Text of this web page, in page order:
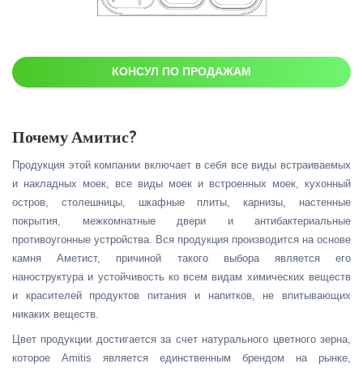
КОНСУЛ ПО ПРОДАЖАМ
Почему Амитис?
Продукция этой компании включает в себя все виды встраиваемых
и накладных моек, все виды моек и встроенных моек, кухонный
остров, столешницы, шкафные плиты, карнизы, настенные
покрытия, межкомнатные двери и антибактериальные
противоугонные устройства. Вся продукция производится на основе
камня Аметист, причиной такого выбора является его
наноструктура и устойчивость ко всем видам химических веществ
и красителей продуктов питания и напитков, не впитывающих
никаких веществ.
Цвет продукции достигается за счет натурального цветного зерна,
которое Amitis является единственным брендом на рынке,